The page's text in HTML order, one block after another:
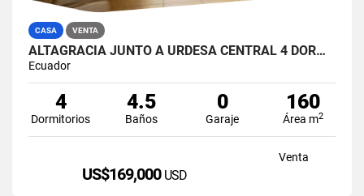
CASA VENTA
ALTAGRACIA JUNTO A URDESA CENTRAL 4 DORMITORIOS CASA EN VENTA
Ecuador
4
Dormitorios
4.5
Baños
0
Garaje
160
Área m2
Venta
US$169,000 USD